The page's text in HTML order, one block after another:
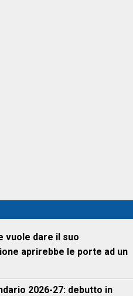
vuole dare il suo
aprirebbe le porte ad un
2026-27: debutto in